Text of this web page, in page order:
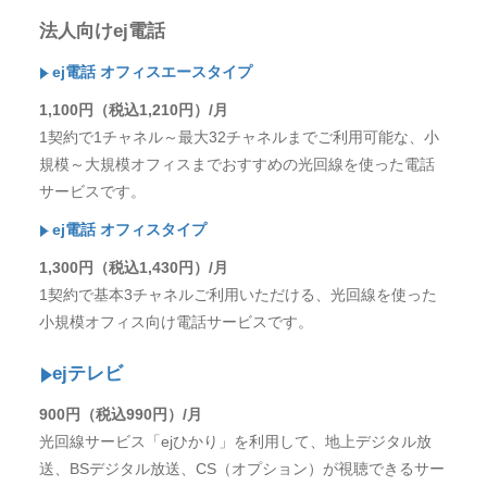
法人向けej電話
ej電話 オフィスエースタイプ
1,100円（税込1,210円）/月
1契約で1チャネル～最大32チャネルまでご利用可能な、小
規模～大規模オフィスまでおすすめの光回線を使った電話
サービスです。
ej電話 オフィスタイプ
1,300円（税込1,430円）/月
1契約で基本3チャネルご利用いただける、光回線を使った
小規模オフィス向け電話サービスです。
ejテレビ
900円（税込990円）/月
光回線サービス「ejひかり」を利用して、地上デジタル放
送、BSデジタル放送、CS（オプション）が視聴できるサー